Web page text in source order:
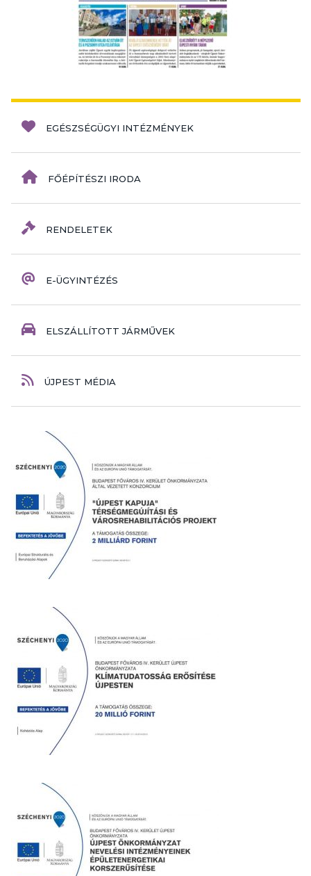
EGÉSZSÉGÜGYI INTÉZMÉNYEK
FŐÉPÍTÉSZI IRODA
RENDELETEK
E-ÜGYINTÉZÉS
ELSZÁLLÍTOTT JÁRMŰVEK
ÚJPEST MÉDIA